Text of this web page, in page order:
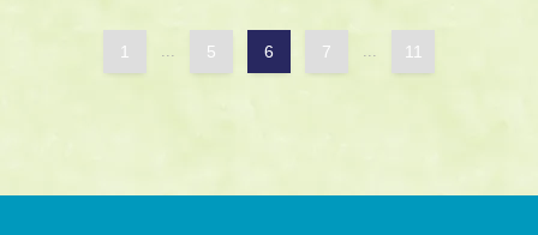
1 5 6 7 11